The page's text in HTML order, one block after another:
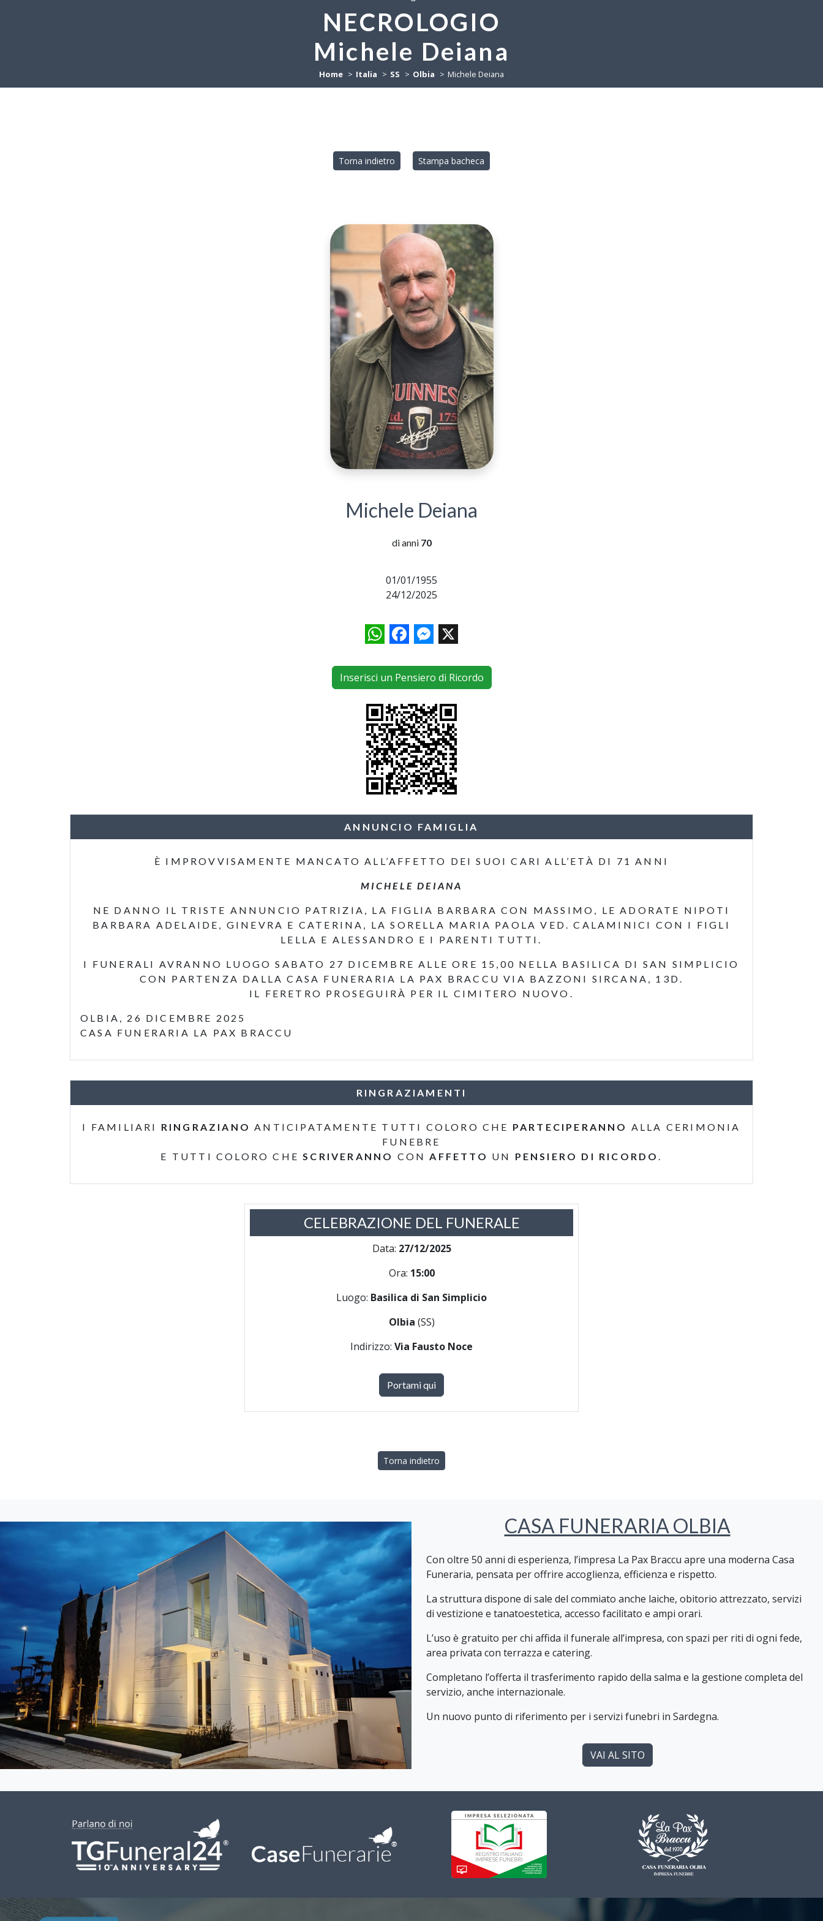
NECROLOGIO
Michele Deiana
Home Italia SS Olbia Michele Deiana
Torna indietro Stampa bacheca
Michele Deiana
di anni 70
01/01/1955
24/12/2025
WhatsAppFacebookMessenger
X
Inserisci un Pensiero di Ricordo
ANNUNCIO FAMIGLIA
È IMPROVVISAMENTE MANCATO ALL’AFFETTO DEI SUOI CARI ALL’ETÀ DI 71 ANNI
MICHELE DEIANA
NE DANNO IL TRISTE ANNUNCIO PATRIZIA, LA FIGLIA BARBARA CON MASSIMO, LE ADORATE NIPOTI
BARBARA ADELAIDE, GINEVRA E CATERINA, LA SORELLA MARIA PAOLA VED. CALAMINICI CON I FIGLI
LELLA E ALESSANDRO E I PARENTI TUTTI.
I FUNERALI AVRANNO LUOGO SABATO 27 DICEMBRE ALLE ORE 15,00 NELLA BASILICA DI SAN SIMPLICIO
CON PARTENZA DALLA CASA FUNERARIA LA PAX BRACCU VIA BAZZONI SIRCANA, 13D.
IL FERETRO PROSEGUIRÀ PER IL CIMITERO NUOVO.
OLBIA, 26 DICEMBRE 2025
CASA FUNERARIA LA PAX BRACCU
RINGRAZIAMENTI
I FAMILIARI RINGRAZIANO ANTICIPATAMENTE TUTTI COLORO CHE PARTECIPERANNO ALLA CERIMONIA
FUNEBRE
E TUTTI COLORO CHESCRIVERANNO CONAFFETTO UN PENSIERO DI RICORDO.
CELEBRAZIONE DEL FUNERALE
Data: 27/12/2025
Ora: 15:00
Luogo: Basilica di San Simplicio
Olbia (SS)
Indirizzo: Via Fausto Noce
Portami qui
Torna indietro
CASA FUNERARIA OLBIA
Con oltre 50 anni di esperienza, l’impresa La Pax Braccu apre una moderna Casa
Funeraria, pensata per offrire accoglienza, efficienza e rispetto.
La struttura dispone di sale del commiato anche laiche, obitorio attrezzato, servizi
di vestizione e tanatoestetica, accesso facilitato e ampi orari.
L’uso è gratuito per chi affida il funerale all’impresa, con spazi per riti di ogni fede,
area privata con terrazza e catering.
Completano l’offerta il trasferimento rapido della salma e la gestione completa del
servizio, anche internazionale.
Un nuovo punto di riferimento per i servizi funebri in Sardegna.
VAI AL SITO